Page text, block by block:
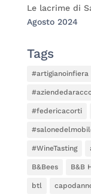
Le lacrime di
Agosto 2024
Tags
#artigianoinfiera
#federicacorti
#WineTasting
B&Bees B&B
btl